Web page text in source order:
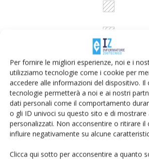
Per fornire le migliori esperienze, noi e i
utilizziamo tecnologie come i cookie per
accedere alle informazioni del dispositivo. Il
tecnologie permetterà a noi e ai nostri
dati personali come il comportamento
o gli ID univoci su questo sito e di mostrare
personalizzati. Non acconsentire o ritirare il
influire negativamente su alcune
Clicca qui sotto per acconsentire a quanto
Rimani aggiornato sul
dell’agricoltura